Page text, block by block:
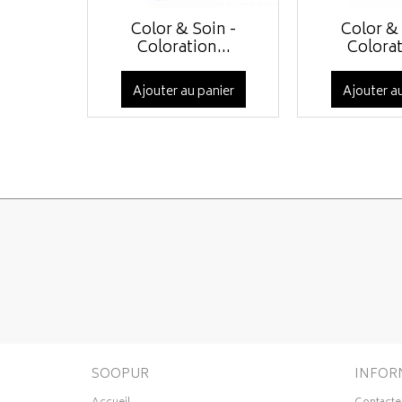
Color & Soin -
Coloration...
Ajouter au panier
Color
Ajouter
SOOPUR